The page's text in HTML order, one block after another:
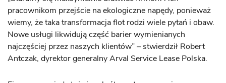
pracownikom przejście na ekologiczne napędy, ponieważ
wiemy, że taka transformacja flot rodzi wiele pytań i obaw.
Nowe usługi likwidują część barier wymienianych
najczęściej przez naszych klientów” – stwierdził Robert
Antczak, dyrektor generalny Arval Service Lease Polska.